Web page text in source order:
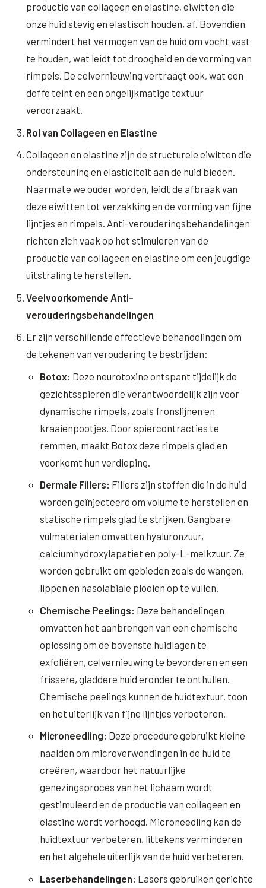
Hyperpigmentatie
Overmatig zweten
Kaalheid en haarverlies
Bekijk alle zones →
Plexr Soft Surgery
PRP-behandeling
RRS HA Eyes
Tretinoïne (vitamine A zuur) crème
XL Hair
Alle behandelingen →
productie van collageen en elastine, eiwitten die
onze huid stevig en elastisch houden, af. Bovendien
vermindert het vermogen van de huid om vocht vast
te houden, wat leidt tot droogheid en de vorming van
rimpels. De celvernieuwing vertraagt ook, wat een
doffe teint en een ongelijkmatige textuur
veroorzaakt.
Rol van Collageen en Elastine
Collageen en elastine zijn de structurele eiwitten die
ondersteuning en elasticiteit aan de huid bieden.
Naarmate we ouder worden, leidt de afbraak van
deze eiwitten tot verzakking en de vorming van fijne
lijntjes en rimpels. Anti-verouderingsbehandelingen
richten zich vaak op het stimuleren van de
productie van collageen en elastine om een jeugdige
uitstraling te herstellen.
Veelvoorkomende Anti-
verouderingsbehandelingen
Er zijn verschillende effectieve behandelingen om
de tekenen van veroudering te bestrijden:
Botox: Deze neurotoxine ontspant tijdelijk de
gezichtsspieren die verantwoordelijk zijn voor
dynamische rimpels, zoals fronslijnen en
kraaienpootjes. Door spiercontracties te
remmen, maakt Botox deze rimpels glad en
voorkomt hun verdieping.
Dermale Fillers: Fillers zijn stoffen die in de huid
worden geïnjecteerd om volume te herstellen en
statische rimpels glad te strijken. Gangbare
vulmaterialen omvatten hyaluronzuur,
calciumhydroxylapatiet en poly-L-melkzuur. Ze
worden gebruikt om gebieden zoals de wangen,
lippen en nasolabiale plooien op te vullen.
Chemische Peelings: Deze behandelingen
omvatten het aanbrengen van een chemische
oplossing om de bovenste huidlagen te
exfoliëren, celvernieuwing te bevorderen en een
frissere, gladdere huid eronder te onthullen.
Chemische peelings kunnen de huidtextuur, toon
en het uiterlijk van fijne lijntjes verbeteren.
Microneedling: Deze procedure gebruikt kleine
naalden om microverwondingen in de huid te
creëren, waardoor het natuurlijke
genezingsproces van het lichaam wordt
gestimuleerd en de productie van collageen en
elastine wordt verhoogd. Microneedling kan de
huidtextuur verbeteren, littekens verminderen
en het algehele uiterlijk van de huid verbeteren.
Laserbehandelingen: Lasers gebruiken gerichte